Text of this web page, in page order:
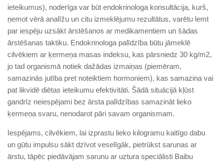
ieteikumus), noderīga var būt endokrinologa konsultācija, kurš,
ņemot vērā analīžu un citu izmeklējumu rezultātus, varētu lemt
par iespēju uzsākt ārstēšanos ar medikamentiem un šādas
ārstēšanas taktiku. Endokrinologa palīdzība būtu jāmeklē
cilvēkiem ar ķermeņa masas indeksu, kas pārsniedz 30 kg/m2,
jo tad organismā notiek dažādas izmaiņas (piemēram,
samazinās jutība pret noteiktiem hormoniem), kas samazina vai
pat likvidē diētas ieteikumu efektivitāti. Šādā situācijā kļūst
gandrīz neiespējami bez ārsta palīdzības samazināt lieko
ķermeņa svaru, nenodarot pāri savam organismam.
Iespējams, cilvēkiem, lai izprastu lieko kilogramu kaitīgo dabu
un gūtu impulsu sākt dzīvot veselīgāk, pietrūkst sarunas ar
ārstu, tāpēc piedāvājam sarunu ar uztura speciālisti Baibu